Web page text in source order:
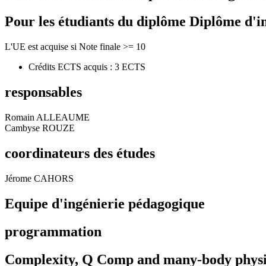
Pour les étudiants du diplôme Diplôme
L'UE est acquise si Note finale >= 10
Crédits ECTS acquis : 3 ECTS
responsables
Romain ALLEAUME
Cambyse ROUZE
coordinateurs des études
Jérome CAHORS
Equipe d'ingénierie pédagogique
programmation
Complexity, Q Comp and many-body